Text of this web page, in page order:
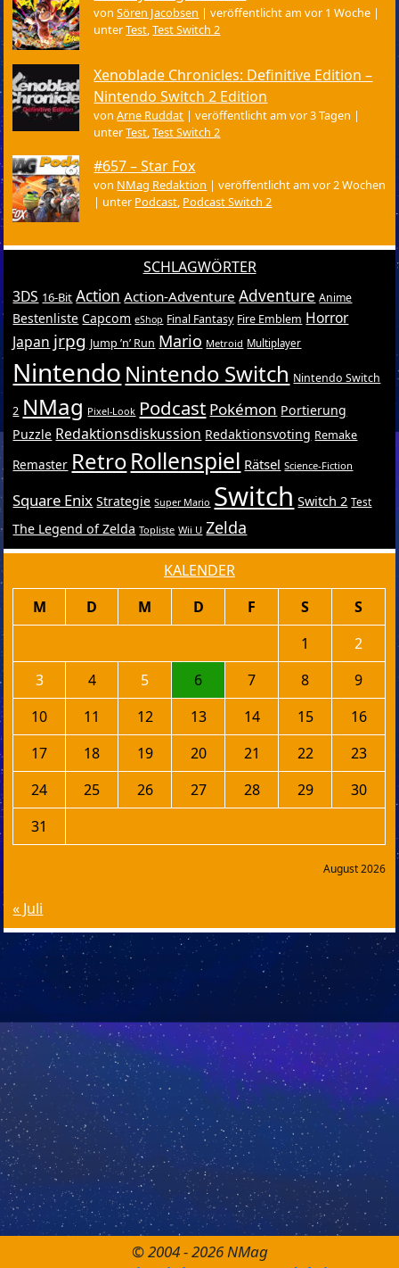
vonSören Jacobsen |veröffentlicht am vor 1 Woche |
unterTest,Test Switch 2
Xenoblade Chronicles: Definitive Edition –
Nintendo Switch 2 Edition
vonArne Ruddat |veröffentlicht am vor 3 Tagen |
unterTest,Test Switch 2
#657 – Star Fox
von NMag Redaktion |veröffentlicht am vor 2 Wochen
| unter Podcast, Podcast Switch 2
SCHLAGWÖRTER
3DS 16-Bit Action Action-Adventure Adventure Anime
Bestenliste Capcom eShop Final Fantasy Fire Emblem Horror
Japan jrpg Jump ’n’ Run Mario Metroid Multiplayer
Nintendo Nintendo Switch Nintendo Switch
2 NMag Pixel-Look Podcast Pokémon Portierung
Puzzle Redaktionsdiskussion Redaktionsvoting Remake
Remaster RetroRollenspiel Rätsel Science-Fiction
Square Enix Strategie Super Mario Switch Switch 2 Test
The Legend of Zelda Topliste Wii U Zelda
KALENDER
August 2026
M D M D F S
S
1
2
3
4 5 6 7 8
9
10
11 12 13 14 15
16
17
18 19 20 21 22
23
24
25 26 27 28 29
30
31
« Juli
© 2004 - 2026 NMag